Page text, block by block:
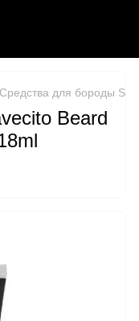
Средства для бороды
Beard